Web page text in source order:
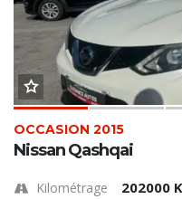
OCCASION 2015
Nissan Qashqai
Kilométrage 202000